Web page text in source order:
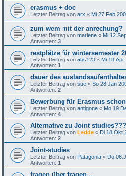
erasmus + doc
Letzter Beitrag vonarx « Mi 27.Feb
zum wem mit der anrechung?
Letzter Beitrag vonmarlene « Mi
Antworten:3
restplätze für wintersemester
Letzter Beitrag vonabc123 « Mi 18.Apr
Antworten:1
dauer des
Letzter Beitrag vonsue «So 28.Jan
Antworten:2
Bewerbung für Erasmus
Letzter Beitrag vonantigone « Mo
Antworten:4
Alternative zu Joint
Letzter Beitrag von Ledde « Di 18.Okt
Antworten:2
Joint-studies
Letzter Beitrag von Patagonia « Do
Antworten:1
fragen über fragen...